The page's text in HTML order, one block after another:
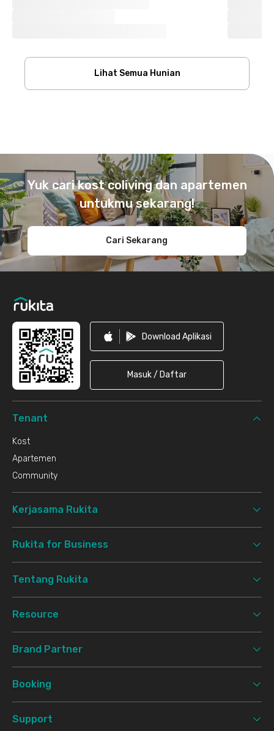
Lihat Semua Hunian
Yuk cari kost coliving dan apartemen
untukmu sekarang!
Cari Sekarang
Download Aplikasi
Masuk / Daftar
Tenant
Kost
Apartemen
Community
Kerjasama Rukita
Rukita for Business
Tentang Rukita
Resource
Brand Partner
Booking
Support